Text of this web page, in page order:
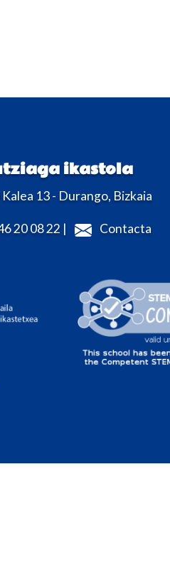
ikastola
13 - Durango, Bizkaia
20 08 22 | Contacta